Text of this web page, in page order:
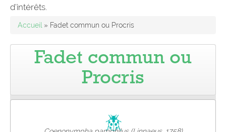
d’intérêts.
Accueil » Fadet commun ou Procris
Fadet commun ou
Procris